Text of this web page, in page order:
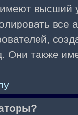
высший
все
Они также